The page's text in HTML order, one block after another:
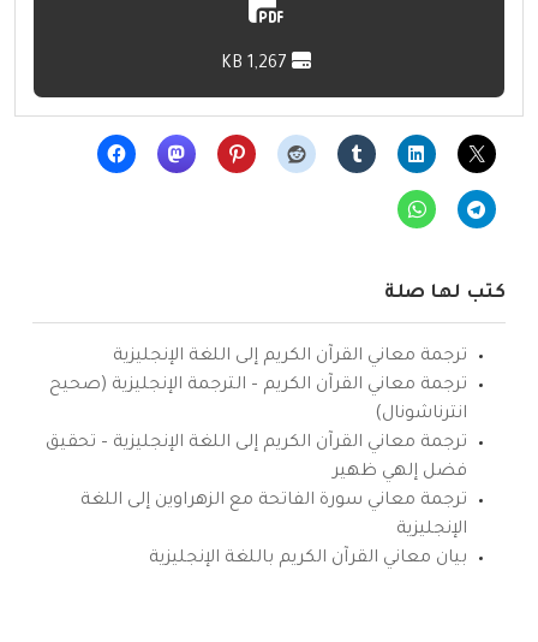
كتب لها صلة
ترجمة معاني القرآن الكريم إلى اللغة الإنجليزية
ترجمة معاني القرآن الكريم – الترجمة الإنجليزية (صحيح
انترناشونال)
ترجمة معاني القرآن الكريم إلى اللغة الإنجليزية – تحقيق
فضل إلهي ظهير
ترجمة معاني سورة الفاتحة مع الزهراوين إلى اللغة
الإنجليزية
بيان معاني القرآن الكريم باللغة الإنجليزية